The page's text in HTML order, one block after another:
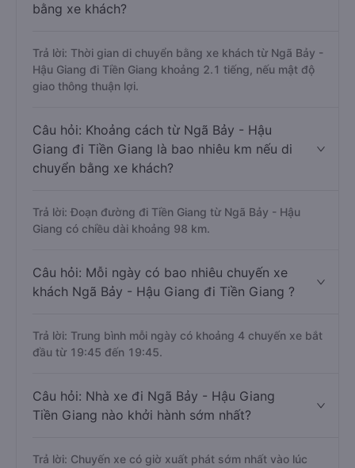
bằng xe khách?
Trả lời: Thời gian di chuyển bằng xe khách từ Ngã Bảy -
Hậu Giang đi Tiền Giang khoảng 2.1 tiếng, nếu mật độ
giao thông thuận lợi.
Câu hỏi: Khoảng cách từ Ngã Bảy - Hậu
Giang đi Tiền Giang là bao nhiêu km nếu di
chuyển bằng xe khách?
Trả lời: Đoạn đường đi Tiền Giang từ Ngã Bảy - Hậu
Giang có chiều dài khoảng 98 km.
Câu hỏi: Mỗi ngày có bao nhiêu chuyến xe
khách Ngã Bảy - Hậu Giang đi Tiền Giang ?
Trả lời: Trung bình mỗi ngày có khoảng 4 chuyến xe bắt
đầu từ 19:45 đến 19:45.
Câu hỏi: Nhà xe đi Ngã Bảy - Hậu Giang
Tiền Giang nào khởi hành sớm nhất?
Trả lời: Chuyến xe có giờ xuất phát sớm nhất vào lúc